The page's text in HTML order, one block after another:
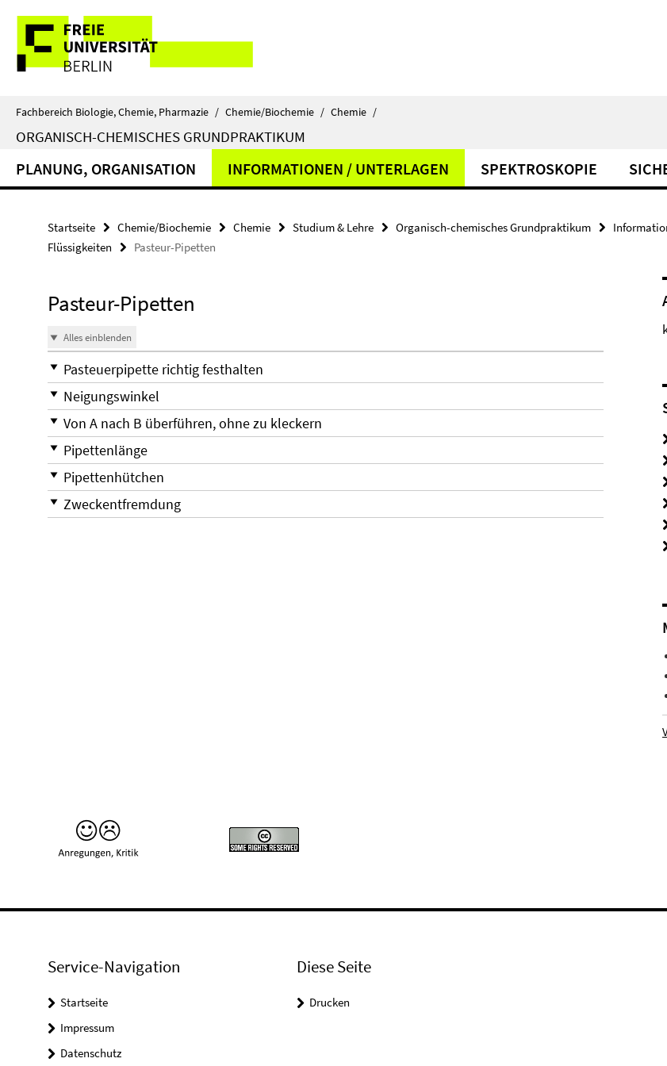
direkt
Inhalt
Service-
Navigation
Fachbereich Biologie, Chemie, Pharmazie / Chemie/Biochemie / Chemie /
ORGANISCH-CHEMISCHES GRUNDPRAKTIKUM
PLANUNG, ORGANISATION INFORMATIONEN / UNTERLAGEN SPEKTROSKOPIE
Startseite Chemie/Biochemie Chemie Studium & Lehre Organisch-chemisches Grundpraktikum
Flüssigkeiten
Pasteur-Pipetten
Pasteur-Pipetten
Alles einblenden
Pasteuerpipette richtig festhalten
Neigungswinkel
Von A nach B überführen, ohne zu kleckern
Pipettenlänge
Pipettenhütchen
Zweckentfremdung
Service-Navigation
Startseite
Impressum
Datenschutz
Diese Seite
Drucken